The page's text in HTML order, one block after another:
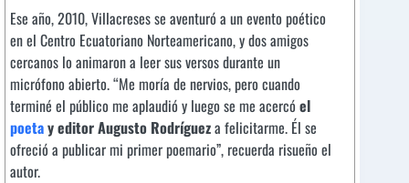
Ese año, 2010, Villacreses se aventuró a un evento poético
en el Centro Ecuatoriano Norteamericano, y dos amigos
cercanos lo animaron a leer sus versos durante un
micrófono abierto. “Me moría de nervios, pero cuando
terminé el público me aplaudió y luego se me acercó el
poetay editor Augusto Rodrígueza felicitarme. Él se
ofreció a publicar mi primer poemario”, recuerda risueño el
autor.